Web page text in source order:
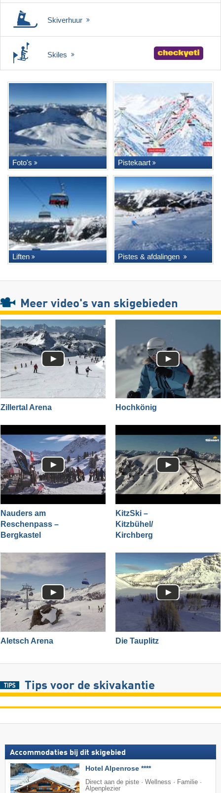
Skiverhuur
Skiles
Foto's Pistekaart
Liften Pistes & afdalingen
Meer video's van skigebieden
Zillertal Arena Hochkönig
Nauders am
Reschenpass –
Bergkastel
KitzSki –
Kitzbühel/​
Kirchberg
Aletsch Arena Die Tauplitz
Tips voor de skivakantie
Accommodaties bij dit skigebied
Hotel Alpenrose ****
Direct aan de piste · Wellness · Familie ·
Alpenplezier